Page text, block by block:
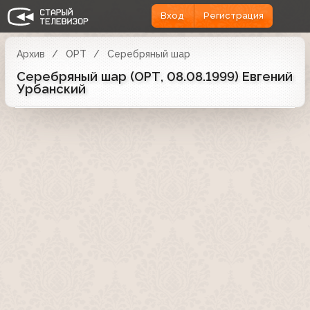
Вход Регистрация
Архив ОРТ Серебряный шар
Серебряный шар (ОРТ, 08.08.1999) Евгений
Урбанский